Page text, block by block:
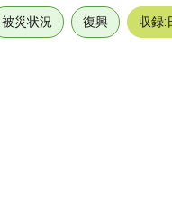
被災状況 復興 収録: